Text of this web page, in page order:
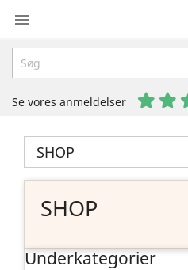

Se vores anmeldelser
SHOP
SHOP
Underkategorier